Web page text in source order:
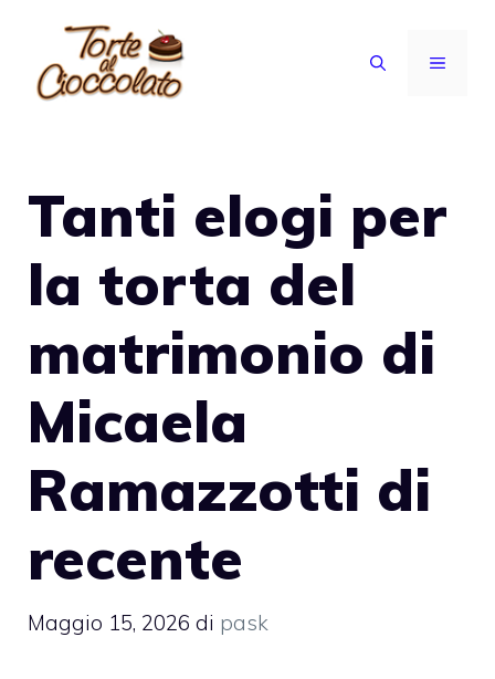
contenuto
MENU
Tanti elogi per
la torta del
matrimonio di
Micaela
Ramazzotti di
recente
Maggio 15, 2026 di pask